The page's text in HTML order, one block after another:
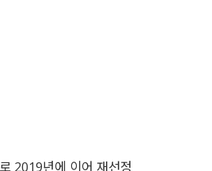
2019년에 이어 재선정